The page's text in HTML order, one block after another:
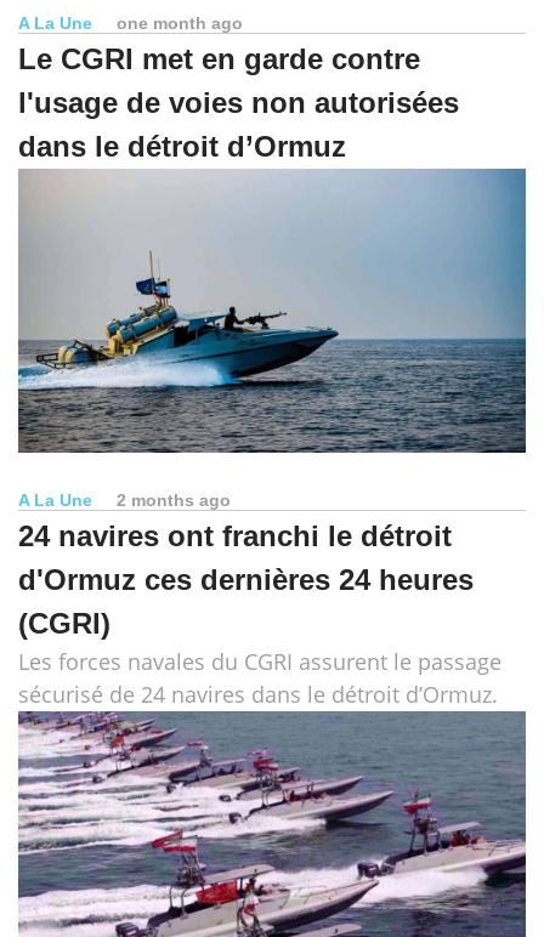
A La Une one month ago
Le CGRI met en garde contre
l'usage de voies non autorisées
dans le détroit d’Ormuz
A La Une 2 months ago
24 navires ont franchi le détroit
d'Ormuz ces dernières 24 heures
(CGRI)
Les forces navales du CGRI assurent le passage
sécurisé de 24 navires dans le détroit d’Ormuz.